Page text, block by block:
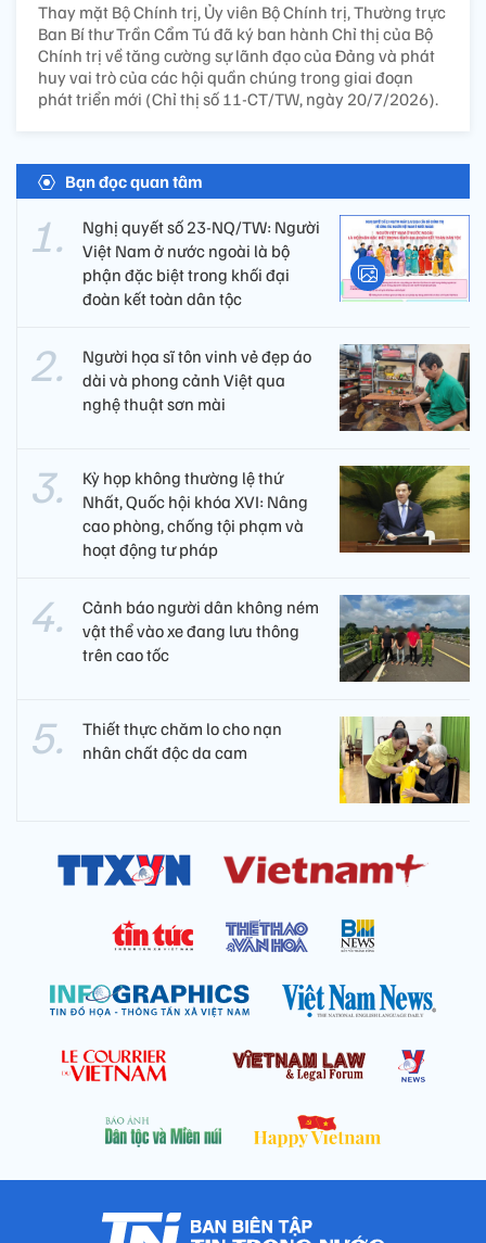
Thay mặt Bộ Chính trị, Ủy viên Bộ Chính trị, Thường trực
Ban Bí thư Trần Cẩm Tú đã ký ban hành Chỉ thị của Bộ
Chính trị về tăng cường sự lãnh đạo của Đảng và phát
huy vai trò của các hội quần chúng trong giai đoạn
phát triển mới (Chỉ thị số 11-CT/TW, ngày 20/7/2026).
Bạn đọc quan tâm
Nghị quyết số 23-NQ/TW: Người
Việt Nam ở nước ngoài là bộ
phận đặc biệt trong khối đại
đoàn kết toàn dân tộc
Người họa sĩ tôn vinh vẻ đẹp áo
dài và phong cảnh Việt qua
nghệ thuật sơn mài
Kỳ họp không thường lệ thứ
Nhất, Quốc hội khóa XVI: Nâng
cao phòng, chống tội phạm và
hoạt động tư pháp
Cảnh báo người dân không ném
vật thể vào xe đang lưu thông
trên cao tốc
Thiết thực chăm lo cho nạn
nhân chất độc da cam